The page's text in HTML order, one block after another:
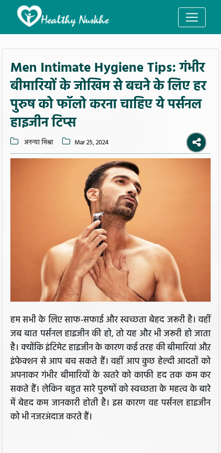
Men Intimate Hygiene Tips: गंभीर
बीमारियों के जोखिम से बचने के लिए हर
पुरुष को फॉलो करना चाहिए ये पर्सनल
हाइजीन टिप्स
अनन्या मिश्रा Mar 25, 2024
हम सभी के लिए साफ-सफाई और स्वच्छता बेहद जरूरी है। वहीं
जब बात पर्सनल हाइजीन की हो, तो यह और भी जरूरी हो जाता
है। क्योंकि इंटिमेट हाइजीन के कारण कई तरह की बीमारियां औऱ
इंफेक्शन से आप बच सकते हैं। वहीं आप कुछ हेल्दी आदतों को
अपनाकर गंभीर बीमारियों के खतरे को काफी हद तक कम कर
सकते हैं। लेकिन बहुत सारे पुरुषों को स्वच्छता के महत्व के बारे
में बेहद कम जानकारी होती है। इस कारण वह पर्सनल हाइजीन
को भी नजरअंदाज करते हैं।